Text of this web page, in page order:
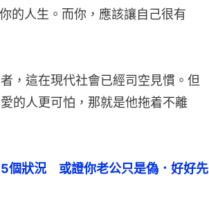
的人生。而你，應該讓自己很有
，這在現代社會已經司空見慣。但
的人更可怕，那就是他拖着不離
個狀況　或證你老公只是偽．好好先